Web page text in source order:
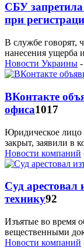
СБУ запретила
при
В службе говорят,
нанесения ущерба
Новости Украины
ВКонтакте
офиса1017
Юридическое лицо
закрыт, заявили в
Новости компаний
Суд арестовал
технику92
Изъятые во время
вещественными
Новости компаний